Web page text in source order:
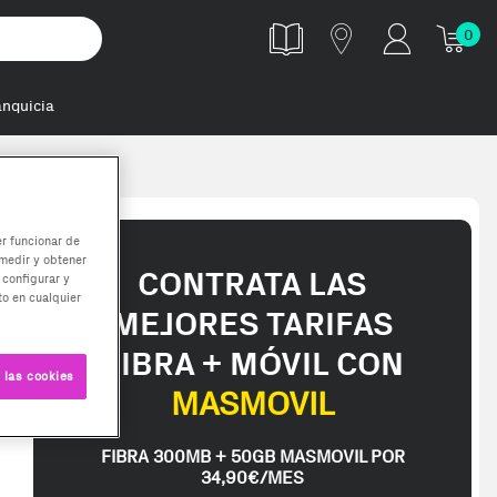
0
CONTRATA LAS
MEJORES TARIFAS
FIBRA + MÓVIL CON
MASMOVIL
FIBRA 300MB + 50GB MASMOVIL POR
34,90€/MES
funcionar de
y obtener
y
en cualquier
cookies